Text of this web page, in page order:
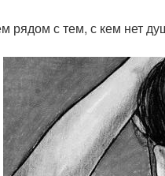
рядом с тем, с кем нет